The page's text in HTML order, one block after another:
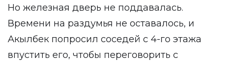
Но железная дверь не поддавалась.
Времени на раздумья не оставалось, и
Акылбек попросил соседей с 4-го этажа
впустить его, чтобы переговорить с